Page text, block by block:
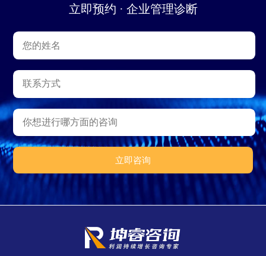
立即预约 · 企业管理诊断